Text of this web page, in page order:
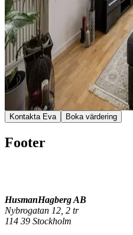
2 rum
56.5 kvm
Kommande®
Ekholmen, Linköping
Ekholmsvägen 82C
4 rum,
kvm
Kontakta Eva Boka värdering
Footer
HusmanHagberg AB
Nybrogatan 12, 2 tr
114 39 Stockholm